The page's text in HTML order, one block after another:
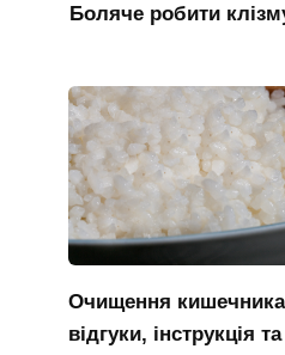
Боляче робити
Очищення
відгуки, інструкція